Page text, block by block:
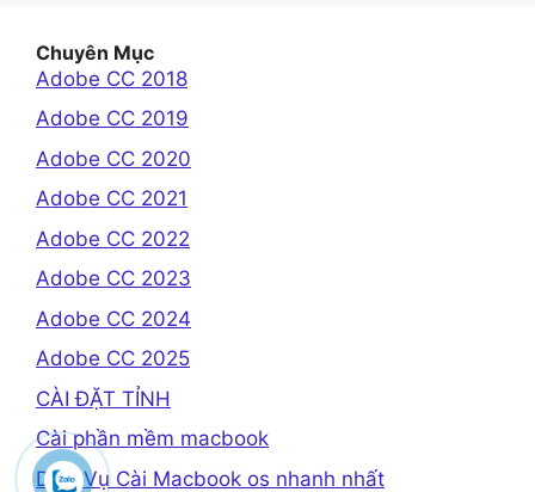
Chuyên Mục
Adobe CC 2018
Adobe CC 2019
Adobe CC 2020
Adobe CC 2021
Adobe CC 2022
Adobe CC 2023
Adobe CC 2024
Adobe CC 2025
CÀI ĐẶT TỈNH
Cài phần mềm macbook
Dịch Vụ Cài Macbook os nhanh nhất